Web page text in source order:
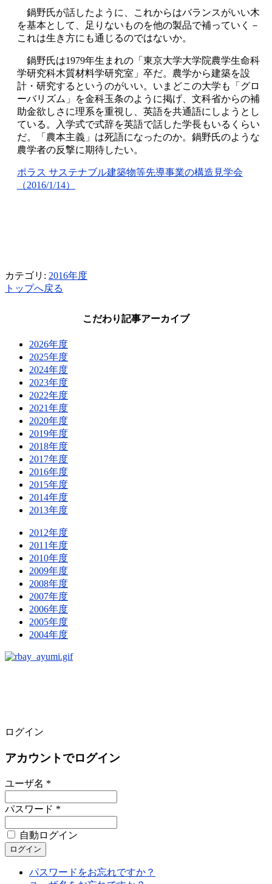
鍋野氏が話したように、これからはバランスがいい木
を基本として、足りないものを他の製品で補っていく－
これは生き方にも通じるのではないか。
鍋野氏は1979年生まれの「東京大学大学院農学生命科
学研究科木質材料学研究室」卒だ。農学から建築を設
計・研究するというのがいい。いまどこの大学も「グロ
ーバリズム」を金科玉条のように掲げ、文科省からの補
助金欲しさに理系を重視し、英語を共通語にしようとし
ている。入学式で式辞を英語で話した学長もいるくらい
だ。「農本主義」は死語になったのか。鍋野氏のような
農学者の反撃に期待したい。
ポラス サステナブル建築物等先導事業の構造見学会
（2016/1/14）
カテゴリ: 2016年度
トップへ戻る
こだわり記事アーカイブ
2026年度
2025年度
2024年度
2023年度
2022年度
2021年度
2020年度
2019年度
2018年度
2017年度
2016年度
2015年度
2014年度
2013年度
2012年度
2011年度
2010年度
2009年度
2008年度
2007年度
2006年度
2005年度
2004年度
ログイン
アカウントでログイン
ユーザ名 *
パスワード *
自動ログイン
パスワードをお忘れですか？